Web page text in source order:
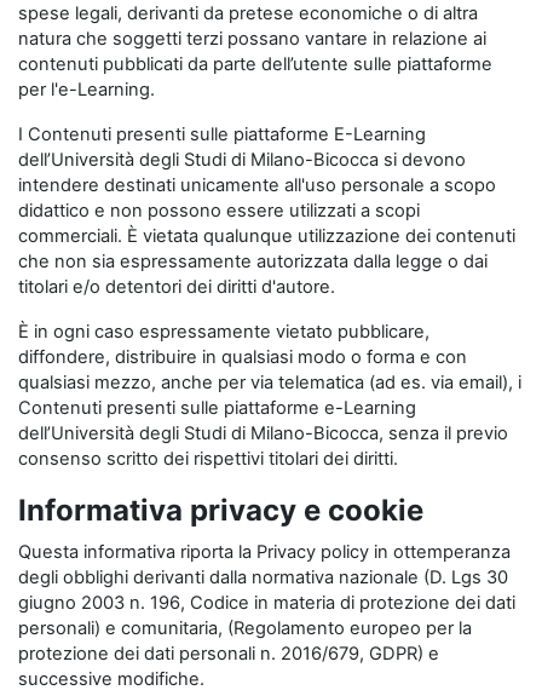
spese legali, derivanti da pretese economiche o di altra
natura che soggetti terzi possano vantare in relazione ai
contenuti pubblicati da parte dell’utente sulle piattaforme
per l'e-Learning.
I Contenuti presenti sulle piattaforme E-Learning
dell’Università degli Studi di Milano-Bicocca si devono
intendere destinati unicamente all'uso personale a scopo
didattico e non possono essere utilizzati a scopi
commerciali. È vietata qualunque utilizzazione dei contenuti
che non sia espressamente autorizzata dalla legge o dai
titolari e/o detentori dei diritti d'autore.
È in ogni caso espressamente vietato pubblicare,
diffondere, distribuire in qualsiasi modo o forma e con
qualsiasi mezzo, anche per via telematica (ad es. via email), i
Contenuti presenti sulle piattaforme e-Learning
dell’Università degli Studi di Milano-Bicocca, senza il previo
consenso scritto dei rispettivi titolari dei diritti.
Informativa privacy e cookie
Questa informativa riporta la Privacy policy in ottemperanza
degli obblighi derivanti dalla normativa nazionale (D. Lgs 30
giugno 2003 n. 196, Codice in materia di protezione dei dati
personali) e comunitaria, (Regolamento europeo per la
protezione dei dati personali n. 2016/679, GDPR) e
successive modifiche.